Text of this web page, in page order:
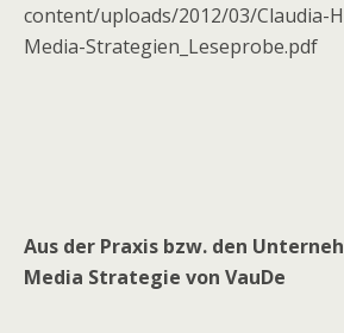
content/uploads/2012/03/Claudia-
Media-Strategien_Leseprobe.pdf
Aus der Praxis bzw. den
Media Strategie von VauDe